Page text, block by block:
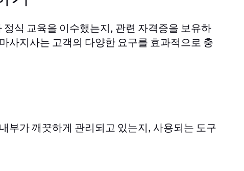
식 교육을 이수했는지, 관련 자격증을 보유하
사지사는 고객의 다양한 요구를 효과적으로 충
부가 깨끗하게 관리되고 있는지, 사용되는 도구